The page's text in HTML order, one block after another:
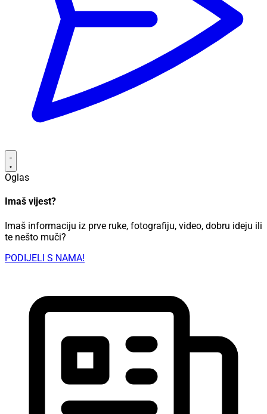
Oglas
Imaš vijest?
Imaš informaciju iz prve ruke, fotografiju, video, dobru ideju ili
te nešto muči?
PODIJELI S NAMA!